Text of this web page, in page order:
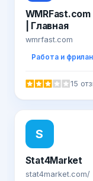
| Главная
wmrfast.com
Работа и
15
S
Stat4Market
stat4market.com/